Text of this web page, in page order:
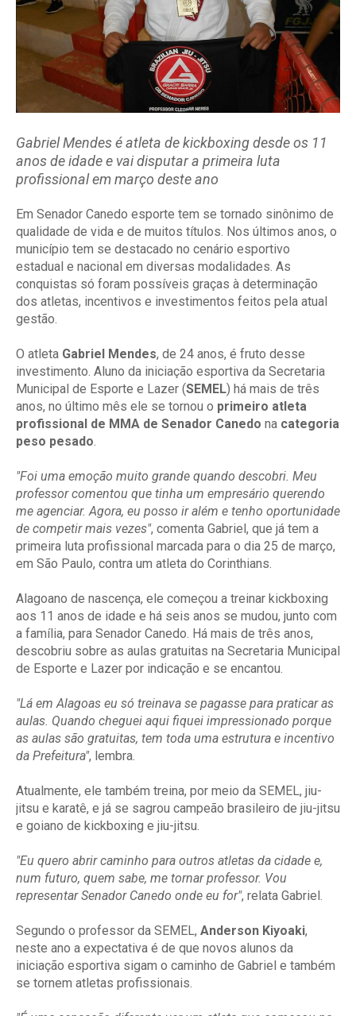
Gabriel Mendes é atleta de kickboxing desde os 11
anos de idade e vai disputar a primeira luta
profissional em março deste ano
Em Senador Canedo esporte tem se tornado sinônimo de
qualidade de vida e de muitos títulos. Nos últimos anos, o
município tem se destacado no cenário esportivo
estadual e nacional em diversas modalidades. As
conquistas só foram possíveis graças à determinação
dos atletas, incentivos e investimentos feitos pela atual
gestão.
O atleta Gabriel Mendes, de 24 anos, é fruto desse
investimento. Aluno da iniciação esportiva da Secretaria
Municipal de Esporte e Lazer (SEMEL) há mais de três
anos, no último mês ele se tornou o primeiro atleta
profissional de MMA de Senador Canedo na categoria
peso pesado.
"Foi uma emoção muito grande quando descobri. Meu
professor comentou que tinha um empresário querendo
me agenciar. Agora, eu posso ir além e tenho oportunidade
de competir mais vezes", comenta Gabriel, que já tem a
primeira luta profissional marcada para o dia 25 de março,
em São Paulo, contra um atleta do Corinthians.
Alagoano de nascença, ele começou a treinar kickboxing
aos 11 anos de idade e há seis anos se mudou, junto com
a família, para Senador Canedo. Há mais de três anos,
descobriu sobre as aulas gratuitas na Secretaria Municipal
de Esporte e Lazer por indicação e se encantou.
"Lá em Alagoas eu só treinava se pagasse para praticar as
aulas. Quando cheguei aqui fiquei impressionado porque
as aulas são gratuitas, tem toda uma estrutura e incentivo
da Prefeitura", lembra.
Atualmente, ele também treina, por meio da SEMEL, jiu-
jitsu e karatê, e já se sagrou campeão brasileiro de jiu-jitsu
e goiano de kickboxing e jiu-jitsu.
"Eu quero abrir caminho para outros atletas da cidade e,
num futuro, quem sabe, me tornar professor. Vou
representar Senador Canedo onde eu for", relata Gabriel.
Segundo o professor da SEMEL, Anderson Kiyoaki,
neste ano a expectativa é de que novos alunos da
iniciação esportiva sigam o caminho de Gabriel e também
se tornem atletas profissionais.